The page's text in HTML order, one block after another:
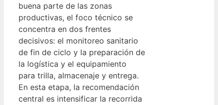
buena parte de las zonas
productivas, el foco técnico se
concentra en dos frentes
decisivos: el monitoreo sanitario
de fin de ciclo y la preparación de
la logística y el equipamiento
para trilla, almacenaje y entrega.
En esta etapa, la recomendación
central es intensificar la recorrida